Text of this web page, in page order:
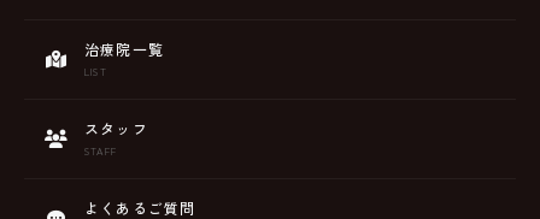
治療院一覧
LIST
スタッフ
STAFF
よくあるご質問